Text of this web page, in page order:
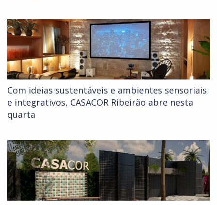
Com ideias sustentáveis e ambientes sensoriais
e integrativos, CASACOR Ribeirão abre nesta
quarta